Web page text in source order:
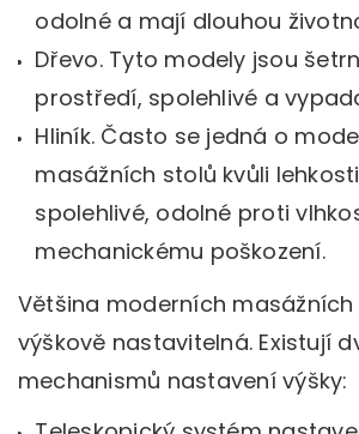
odolné a mají dlouhou
Dřevo. Tyto modely jsou
prostředí, spolehlivé a
Hliník. Často se jedná o
masážních stolů kvůli
spolehlivé, odolné proti
mechanickému poškození.
Většina moderních masážních
výškově nastavitelná. Existují
mechanismů nastavení výšky: